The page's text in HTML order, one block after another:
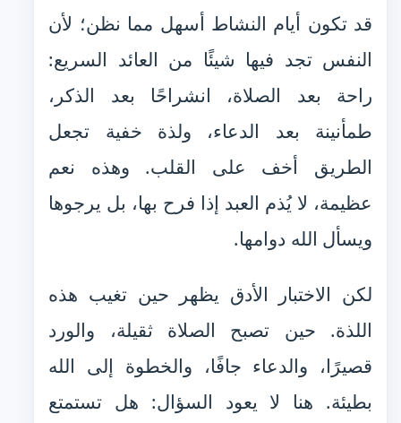
قد تكون أيام النشاط أسهل مما نظن؛ لأن
النفس تجد فيها شيئًا من العائد السريع:
راحة بعد الصلاة، انشراحًا بعد الذكر،
طمأنينة بعد الدعاء، ولذة خفية تجعل
الطريق أخف على القلب. وهذه نعم
عظيمة، لا يُذم العبد إذا فرح بها، بل يرجوها
ويسأل الله دوامها.
لكن الاختبار الأدق يظهر حين تغيب هذه
اللذة. حين تصبح الصلاة ثقيلة، والورد
قصيرًا، والدعاء جافًا، والخطوة إلى الله
بطيئة. هنا لا يعود السؤال: هل تستمتع